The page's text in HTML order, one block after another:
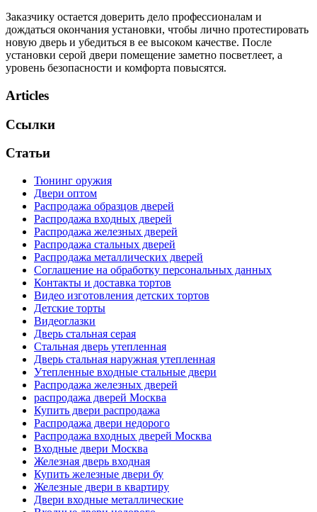
Заказчику остается доверить дело профессионалам и
дождаться окончания установки, чтобы лично протестировать
новую дверь и убедиться в ее высоком качестве. После
установки серой двери помещение заметно посветлеет, а
уровень безопасности и комфорта повысятся.
Articles
Ссылки
Статьи
Тюнинг оружия
Двери оптом
Распродажа образцов дверей
Распродажа входных дверей
Распродажа железных дверей
Распродажа стальных дверей
Распродажа металлических дверей
Соглашение на обработку персональных данных
Контакты и доставка тортов
Видео изготовления детских тортов
Детские торты
Видеоглазки
Дверь стальная серая
Стальная дверь утепленная
Дверь стальная наружная утепленная
Утепленные входные стальные двери
Распродажа железных дверей
распродажа дверей Москва
Купить двери распродажа
Распродажа двери недорого
Распродажа входных дверей Москва
Входные двери Москва
Железная дверь входная
Купить железные двери бу
Железные двери в квартиру
Двери входные металлические